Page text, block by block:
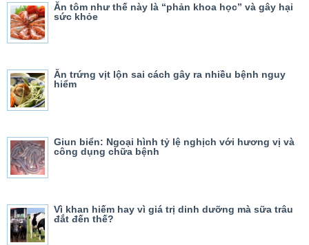
Ăn tôm như thế này là “phản khoa học” và gây hại
sức khỏe
Ăn trứng vịt lộn sai cách gây ra nhiều bệnh nguy
hiểm
Giun biển: Ngoại hình tỷ lệ nghịch với hương vị và
công dụng chữa bệnh
Vì khan hiếm hay vì giá trị dinh dưỡng mà sữa trâu
đắt đến thế?